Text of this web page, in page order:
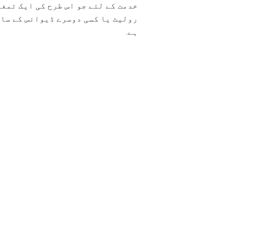
خدمت کے لئے جو اس طرح کی ایک
رولیٹ یا کسی دوسرے ڈیوائس کے
ہے.